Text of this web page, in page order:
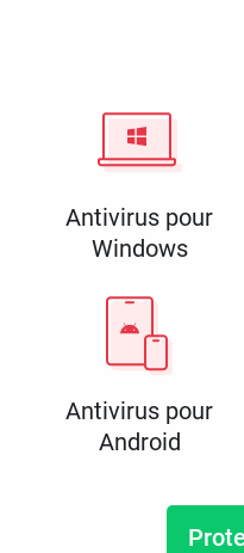
Antivirus pour
Windows
Antivirus pour
Android